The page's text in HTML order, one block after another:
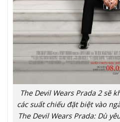
The Devil Wears Prada 2 sẽ
các suất chiếu đặt biệt vào
The Devil Wears Prada: Dù